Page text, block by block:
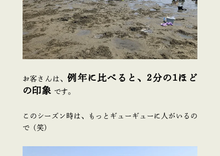
お客さんは、例年に比べると、2分の1ほど
の印象 です。
このシーズン時は、もっとギューギューに人がいるの
で（笑）